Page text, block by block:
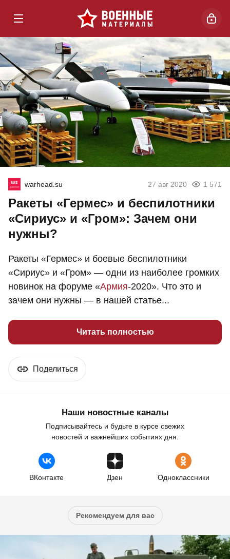
warhead.su 27 авг 2020 1 571
Ракеты «Гермес» и беспилотники
«Сириус» и «Гром»: Зачем они
нужны?
Ракеты «Гермес» и боевые беспилотники
«Сириус» и «Гром» — одни из наиболее громких
новинок на форуме «Армия-2020». Что это и
зачем они нужны — в нашей статье...
Читать полностью
Поделиться
Наши новостные каналы
Подписывайтесь и будьте в курсе свежих
новостей и важнейших событиях дня.
ВКонтакте Дзен Одноклассники
Рекомендуем для вас